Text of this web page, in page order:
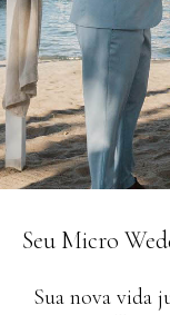
Seu Micro
Sua nova vida